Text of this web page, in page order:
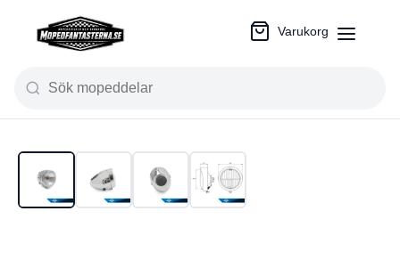
Varukorg